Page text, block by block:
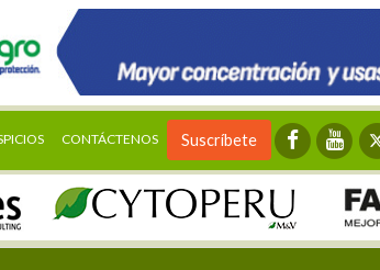
CONTÁCTENOS Suscríbete